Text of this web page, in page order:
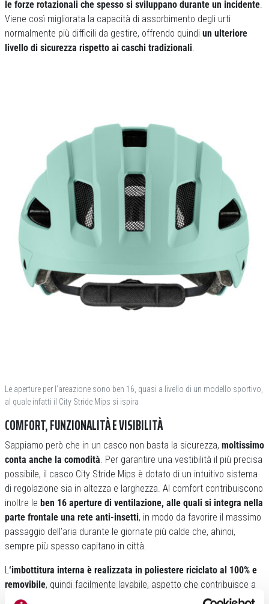
le forze rotazionali che spesso si sviluppano durante un incidente.
Viene così migliorata la capacità di assorbimento degli urti
normalmente più difficili da gestire, offrendo quindi un ulteriore
livello di sicurezza rispetto ai caschi tradizionali.
Le aperture per l’areazione sono ben 16, quasi a livello di un modello sportivo,
al quale infatti il City Stride Mips si ispira
COMFORT, FUNZIONALITÀ E VISIBILITÀ
Sappiamo però che in un casco non basta la sicurezza, moltissimo
conta anche la comodità. Per garantire una vestibilità il più precisa
possibile, il casco City Stride Mips è dotato di un intuitivo sistema
di regolazione sia in altezza e larghezza. Al comfort contribuiscono
inoltre le ben 16 aperture di ventilazione, alle quali si integra nella
parte frontale una rete anti-insetti, in modo da favorire il massimo
passaggio dell’aria durante le giornate più calde che, ahinoi,
sempre più spesso capitano in città.
L‘imbottitura interna è realizzata in poliestere riciclato al 100% e
removibile, quindi facilmente lavabile, aspetto che contribuisce a
mantenere elevato il comfort nel tempo. Da sottolineare poi la